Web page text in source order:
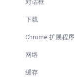
对话框
下载
Chrome 扩展程序
网络
缓存